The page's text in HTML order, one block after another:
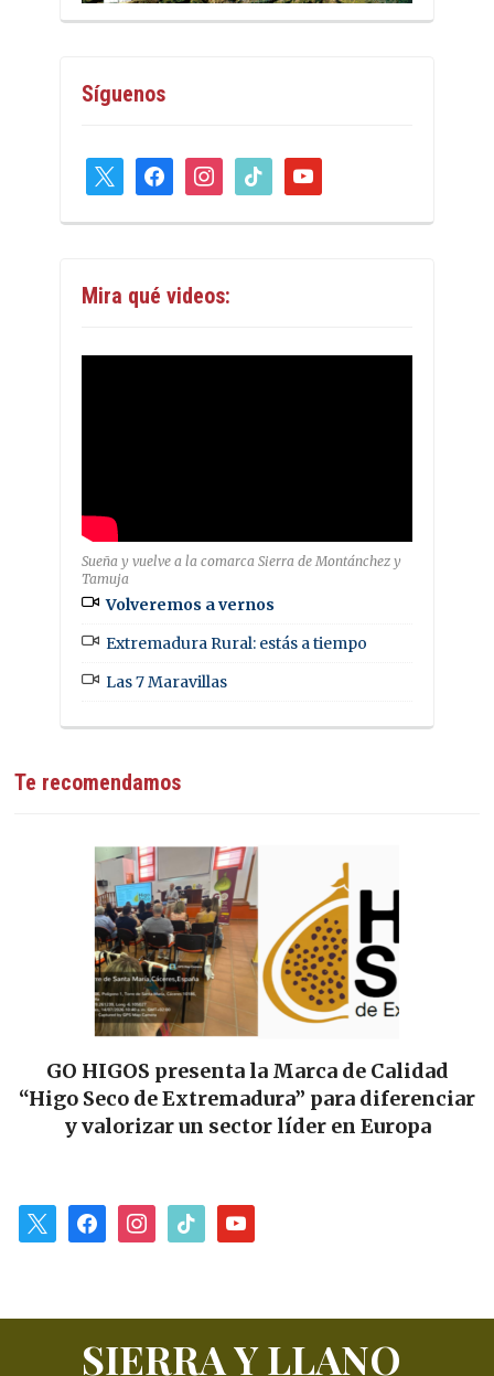
Síguenos
facebookinstagram
tiktok youtube
Mira qué videos:
Sueña y vuelve a la comarca Sierra de Montánchez y
Tamuja
Volveremos a vernos
Extremadura Rural: estás a tiempo
Las 7 Maravillas
Te recomendamos
presenta la Marca de Calidad
de Extremadura” para diferenciar
un sector líder en Europa
Las
alianza
facebookinstagram
tiktok youtube
SIERRA Y LLANO